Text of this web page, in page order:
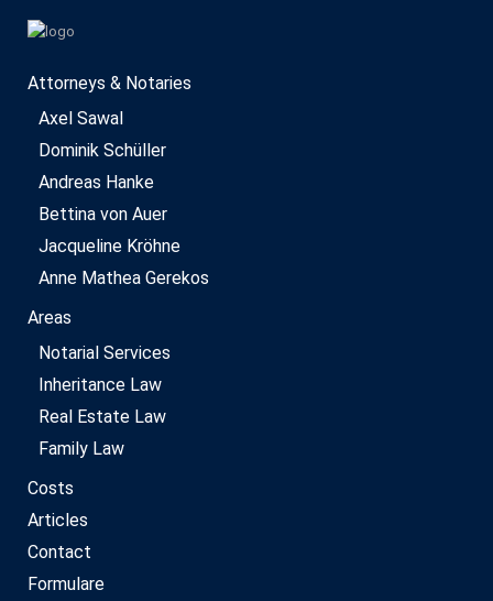
Attorneys & Notaries
Axel Sawal
Dominik Schüller
Andreas Hanke
Bettina von Auer
Jacqueline Kröhne
Anne Mathea Gerekos
Areas
Notarial Services
Inheritance Law
Real Estate Law
Family Law
Costs
Articles
Contact
Formulare